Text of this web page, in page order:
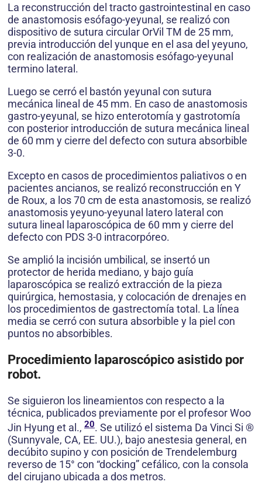
La reconstrucción del tracto gastrointestinal en caso
de anastomosis esófago-yeyunal, se realizó con
dispositivo de sutura circular OrVil TM de 25 mm,
previa introducción del yunque en el asa del yeyuno,
con realización de anastomosis esófago-yeyunal
termino lateral.
Luego se cerró el bastón yeyunal con sutura
mecánica lineal de 45 mm. En caso de anastomosis
gastro-yeyunal, se hizo enterotomía y gastrotomía
con posterior introducción de sutura mecánica lineal
de 60 mm y cierre del defecto con sutura absorbible
3-0.
Excepto en casos de procedimientos paliativos o en
pacientes ancianos, se realizó reconstrucción en Y
de Roux, a los 70 cm de esta anastomosis, se realizó
anastomosis yeyuno-yeyunal latero lateral con
sutura lineal laparoscópica de 60 mm y cierre del
defecto con PDS 3-0 intracorpóreo.
Se amplió la incisión umbilical, se insertó un
protector de herida mediano, y bajo guía
laparoscópica se realizó extracción de la pieza
quirúrgica, hemostasia, y colocación de drenajes en
los procedimientos de gastrectomía total. La línea
media se cerró con sutura absorbible y la piel con
puntos no absorbibles.
Procedimiento laparoscópico asistido por
robot.
Se siguieron los lineamientos con respecto a la
técnica, publicados previamente por el profesor Woo
Jin Hyung et al., 20. Se utilizó el sistema Da Vinci Si ®
(Sunnyvale, CA, EE. UU.), bajo anestesia general, en
decúbito supino y con posición de Trendelemburg
reverso de 15° con “docking” cefálico, con la consola
del cirujano ubicada a dos metros.